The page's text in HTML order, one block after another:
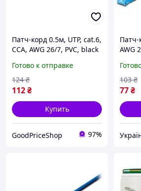
Патч-корд 0.5м, UTP, cat.6,
CCA, AWG 26/7, PVC, black
Готово к отправке
112₴
124 ₴
Купить
GoodPriceShop 97%
Патч-
AWG
77₴
103 ₴